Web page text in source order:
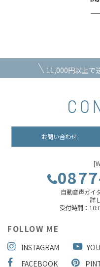
11,000円以上で
お問い合わせ
自動音声ガイ
詳
受付時間：
FOLLOW ME
INSTAGRAM
FACEBOOK